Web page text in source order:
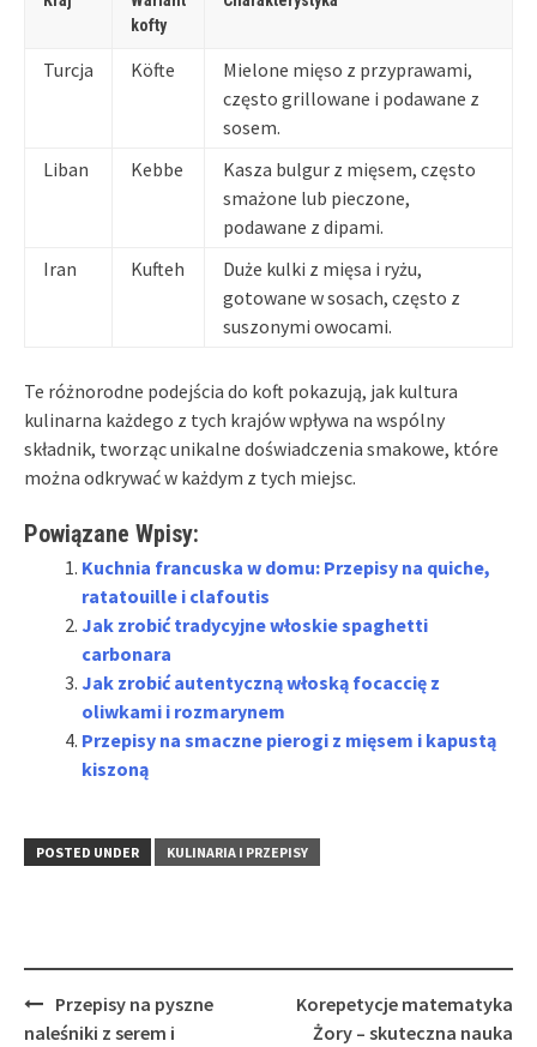
kofty
Turcja Köfte
Mielone mięso z przyprawami,
często grillowane i podawane z
sosem.
Liban
Kebbe
Kasza bulgur z mięsem, często
smażone lub pieczone,
podawane z dipami.
Iran
Kufteh
Duże kulki z mięsa i ryżu,
gotowane w sosach, często z
suszonymi owocami.
Te różnorodne podejścia do koft pokazują, jak kultura
kulinarna każdego z tych krajów wpływa na wspólny
składnik, tworząc unikalne doświadczenia smakowe, które
można odkrywać w każdym z tych miejsc.
Powiązane Wpisy:
Kuchnia francuska w domu: Przepisy na quiche,
ratatouille i clafoutis
Jak zrobić tradycyjne włoskie spaghetti
carbonara
Jak zrobić autentyczną włoską focaccię z
oliwkami i rozmarynem
Przepisy na smaczne pierogi z mięsem i kapustą
kiszoną
POSTED UNDER KULINARIA I PRZEPISY
Post
navigation
Przepisy na pyszne
naleśniki z serem i
Korepetycje matematyka
Żory – skuteczna nauka